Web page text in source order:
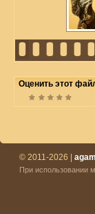
Оценить этот
© 2011-2026 |
При использовании